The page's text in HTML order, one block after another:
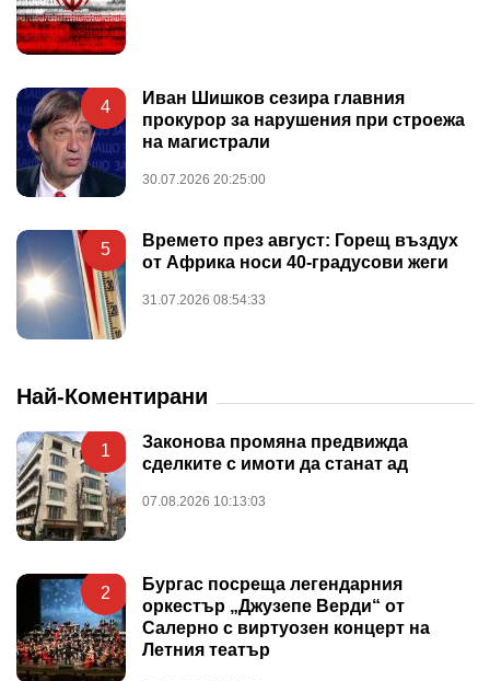
4
Иван Шишков сезира главния
прокурор за нарушения при строежа
на магистрали
30.07.2026 20:25:00
5
Времето през август: Горещ въздух
от Африка носи 40-градусови жеги
31.07.2026 08:54:33
Най-Коментирани
1
Законова промяна предвижда
сделките с имоти да станат ад
07.08.2026 10:13:03
2
Бургас посреща легендарния
оркестър „Джузепе Верди“ от
Салерно с виртуозен концерт на
Летния театър